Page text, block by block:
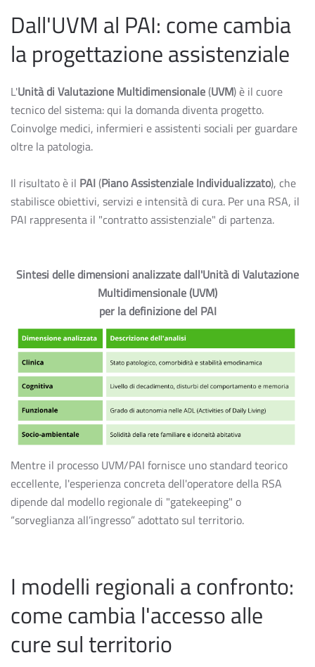
Dall'UVM al PAI: come cambia
la progettazione assistenziale
L'Unità di Valutazione Multidimensionale(UVM) è il cuore
tecnico del sistema: qui la domanda diventa progetto.
Coinvolge medici, infermieri e assistenti sociali per guardare
oltre la patologia.
Il risultato è il PAI(Piano Assistenziale Individualizzato), che
stabilisce obiettivi, servizi e intensità di cura. Per una RSA, il
PAI rappresenta il "contratto assistenziale" di partenza.
Sintesi delle dimensioni analizzate dall'Unità di Valutazione
Multidimensionale (UVM)
per la definizione del PAI
Mentre il processo UVM/PAI fornisce uno standard teorico
eccellente, l'esperienza concreta dell'operatore della RSA
dipende dal modello regionale di "gatekeeping" o
“sorveglianza all’ingresso” adottato sul territorio.
I modelli regionali a confronto:
come cambia l'accesso alle
cure sul territorio